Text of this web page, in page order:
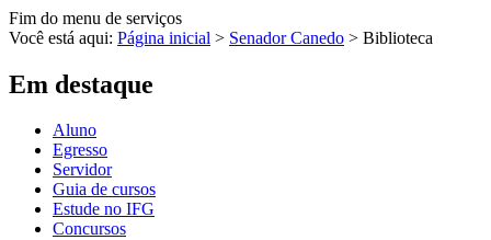
Fim do menu de serviços
Você está aqui: Página inicial > Senador Canedo > Biblioteca
Em destaque
Aluno
Egresso
Servidor
Guia de cursos
Estude no IFG
Concursos